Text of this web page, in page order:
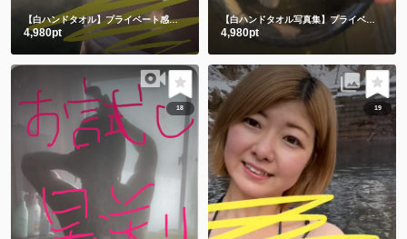
【白ハンドタオル】プライベート感満載の貸切露天風呂で撮影したよ🫣💕後編
4,980pt
【白ハンドタオル写真集】プライベート感満載の貸切露天風呂㊙️前編
4,980pt
18 19